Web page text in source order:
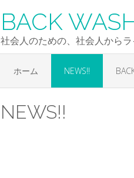
BACK
社会人のための、社会人から
ホーム NEWS!!
NEWS!!